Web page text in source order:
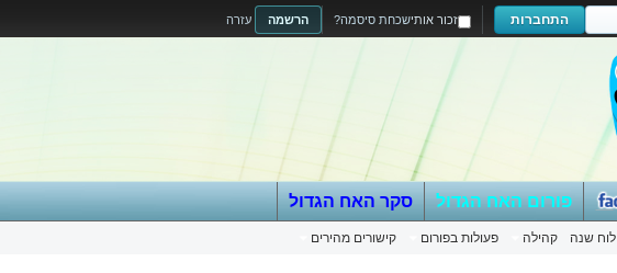
הרשמה עזרה התחברות זכור אותישכחת סיסמה?
לוח שנה קהילה פעולות בפורום קישורים מהירים
פורום האח הגדול סקר האח הגדול